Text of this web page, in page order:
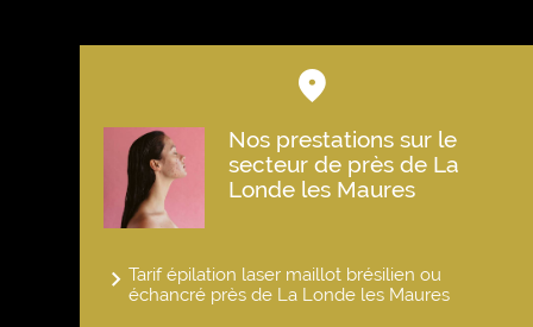
Nos prestations sur le
secteur de près de La
Londe les Maures
Tarif épilation laser maillot brésilien ou
échancré près de La Londe les Maures